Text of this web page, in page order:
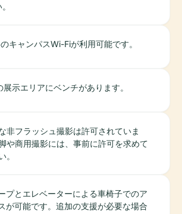
キャンパスWi-Fiが利用可能です。
展示エリアにベンチがあります。
非フラッシュ撮影は許可されていま
や商用撮影には、事前に許可を求めて
。
プとエレベーターによる車椅子でのア
が可能です。追加の支援が必要な場合